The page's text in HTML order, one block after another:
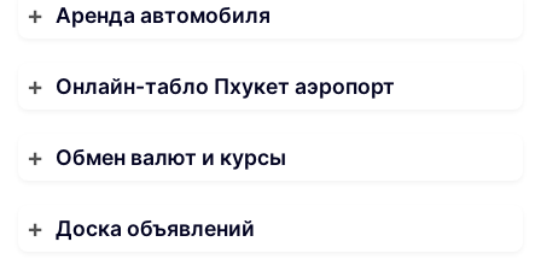
Аренда автомобиля
Онлайн-табло Пхукет аэропорт
Обмен валют и курсы
Доска объявлений